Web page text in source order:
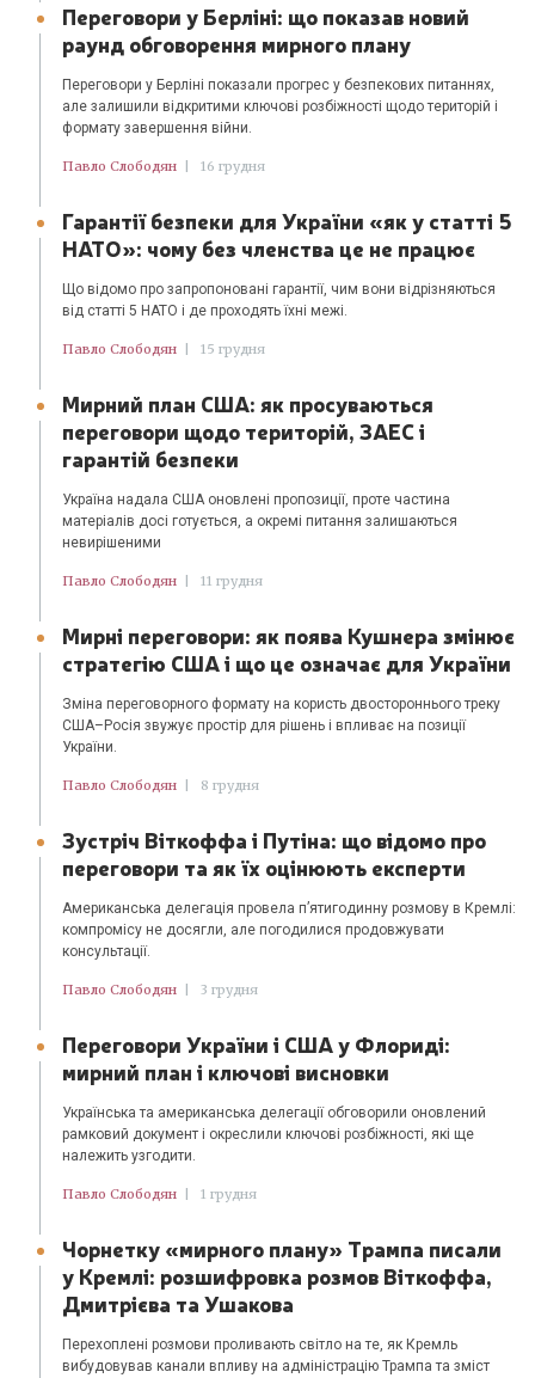
Переговори у Берліні: що показав новий
раунд обговорення мирного плану
Переговори у Берліні показали прогрес у безпекових питаннях,
але залишили відкритими ключові розбіжності щодо територій і
формату завершення війни.
Павло Слободян 16 грудня
Гарантії безпеки для України «як у статті 5
НАТО»: чому без членства це не працює
Що відомо про запропоновані гарантії, чим вони відрізняються
від статті 5 НАТО і де проходять їхні межі.
Павло Слободян 15 грудня
Мирний план США: як просуваються
переговори щодо територій, ЗАЕС і
гарантій безпеки
Україна надала США оновлені пропозиції, проте частина
матеріалів досі готується, а окремі питання залишаються
невирішеними
Павло Слободян 11 грудня
Мирні переговори: як поява Кушнера змінює
стратегію США і що це означає для України
Зміна переговорного формату на користь двостороннього треку
США–Росія звужує простір для рішень і впливає на позиції
України.
Павло Слободян 8 грудня
Зустріч Віткоффа і Путіна: що відомо про
переговори та як їх оцінюють експерти
Американська делегація провела п’ятигодинну розмову в Кремлі:
компромісу не досягли, але погодилися продовжувати
консультації.
Павло Слободян 3 грудня
Переговори України і США у Флориді:
мирний план і ключові висновки
Українська та американська делегації обговорили оновлений
рамковий документ і окреслили ключові розбіжності, які ще
належить узгодити.
Павло Слободян 1 грудня
Чорнетку «мирного плану» Трампа писали
у Кремлі: розшифровка розмов Віткоффа,
Дмитрієва та Ушакова
Перехоплені розмови проливають світло на те, як Кремль
вибудовував канали впливу на адміністрацію Трампа та зміст